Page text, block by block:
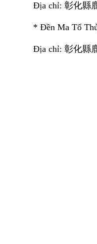
Địa chỉ:彰化縣
* Đền Ma Tổ
Địa chỉ:彰化縣